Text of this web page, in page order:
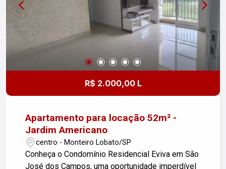
R$ 2.000,00 L
Apartamento para locação 52m² -
Jardim Americano
centro - Monteiro Lobato/SP
Conheça o Condomínio Residencial Eviva em São
José dos Campos, uma oportunidade imperdível